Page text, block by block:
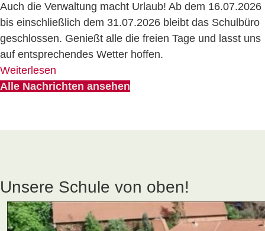
Auch die Verwaltung macht Urlaub! Ab dem 16.07.2026
bis einschließlich dem 31.07.2026 bleibt das Schulbüro
geschlossen. Genießt alle die freien Tage und lasst uns
auf entsprechendes Wetter hoffen.
Weiterlesen
Alle Nachrichten ansehen
Unsere Schule von oben!